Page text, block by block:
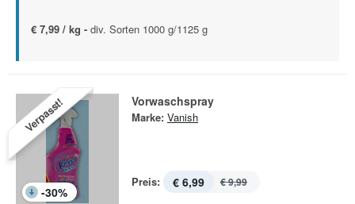
€ 7,99 / kg - div. Sorten 1000 g/1125 g
Verpasst!
-30%
Vorwaschspray
Marke: Vanish
Preis: € 6,99 € 9,99